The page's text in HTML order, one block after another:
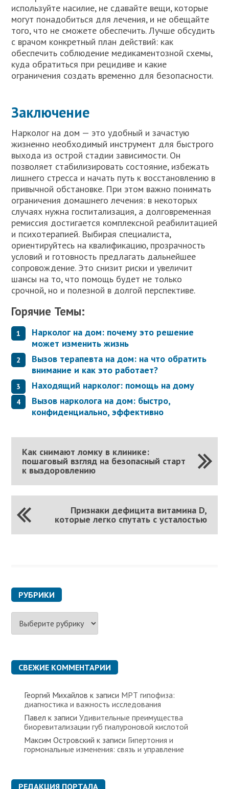
используйте насилие, не сдавайте вещи, которые
могут понадобиться для лечения, и не обещайте
того, что не сможете обеспечить. Лучше обсудить
с врачом конкретный план действий: как
обеспечить соблюдение медикаментозной схемы,
куда обратиться при рецидиве и какие
ограничения создать временно для безопасности.
Заключение
Нарколог на дом — это удобный и зачастую
жизненно необходимый инструмент для быстрого
выхода из острой стадии зависимости. Он
позволяет стабилизировать состояние, избежать
лишнего стресса и начать путь к восстановлению в
привычной обстановке. При этом важно понимать
ограничения домашнего лечения: в некоторых
случаях нужна госпитализация, а долговременная
ремиссия достигается комплексной реабилитацией
и психотерапией. Выбирая специалиста,
ориентируйтесь на квалификацию, прозрачность
условий и готовность предлагать дальнейшее
сопровождение. Это снизит риски и увеличит
шансы на то, что помощь будет не только
срочной, но и полезной в долгой перспективе.
Горячие Темы:
Нарколог на дом: почему это решение
может изменить жизнь
Вызов терапевта на дом: на что обратить
внимание и как это работает?
Находящий нарколог: помощь на дому
Вызов нарколога на дом: быстро,
конфиденциально, эффективно
Как снимают ломку в клинике:
пошаговый взгляд на безопасный старт
к выздоровлению
Признаки дефицита витамина D,
которые легко спутать с усталостью
РУБРИКИ
Р
б
к
и СВЕЖИЕ КОММЕНТАРИИ
Георгий Михайлов к записи МРТ гипофиза:
диагностика и важность исследования
Павел к записиУдивительные преимущества
биоревитализации губ гиалуроновой кислотой
Максим Островский к записи Гипертония и
гормональные изменения: связь и управление
РЕДАКЦИЯ ПОРТАЛА